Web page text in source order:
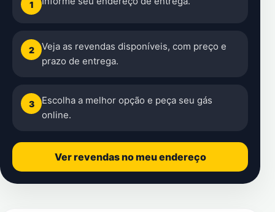
1
2
Veja as revendas disponíveis, com preço e
prazo de entrega.
3
Escolha a melhor opção e peça seu gás
online.
Ver revendas no meu endereço